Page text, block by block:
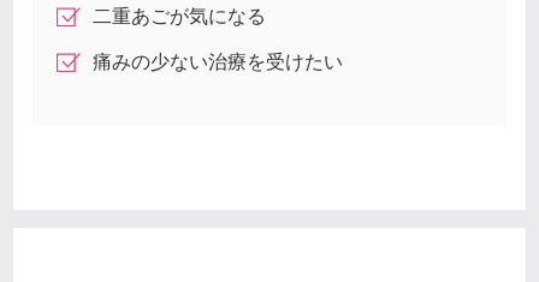
二重あごが気になる
痛みの少ない治療を受けたい